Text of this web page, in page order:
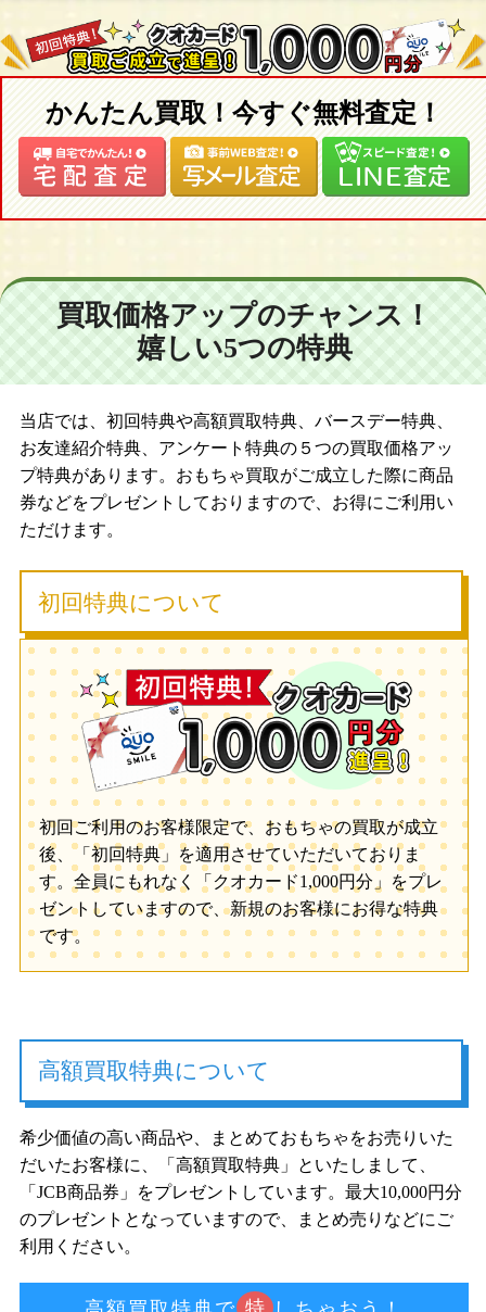
かんたん買取！今すぐ無料査定！
買取価格アップのチャンス！
嬉しい5つの特典
当店では、初回特典や高額買取特典、バースデー特典、
お友達紹介特典、アンケート特典の５つの買取価格アッ
プ特典があります。おもちゃ買取がご成立した際に商品
券などをプレゼントしておりますので、お得にご利用い
ただけます。
初回特典について
初回ご利用のお客様限定で、おもちゃの買取が成立
後、「初回特典」を適用させていただいておりま
す。全員にもれなく「クオカード1,000円分」をプレ
ゼントしていますので、新規のお客様にお得な特典
です。
高額買取特典について
希少価値の高い商品や、まとめておもちゃをお売りいた
だいたお客様に、「高額買取特典」といたしまして、
「JCB商品券」をプレゼントしています。最大10,000円分
のプレゼントとなっていますので、まとめ売りなどにご
利用ください。
特